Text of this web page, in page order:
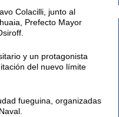
Colacilli, junto al
Prefecto Mayor
y un protagonista
del nuevo límite
fueguina, organizadas